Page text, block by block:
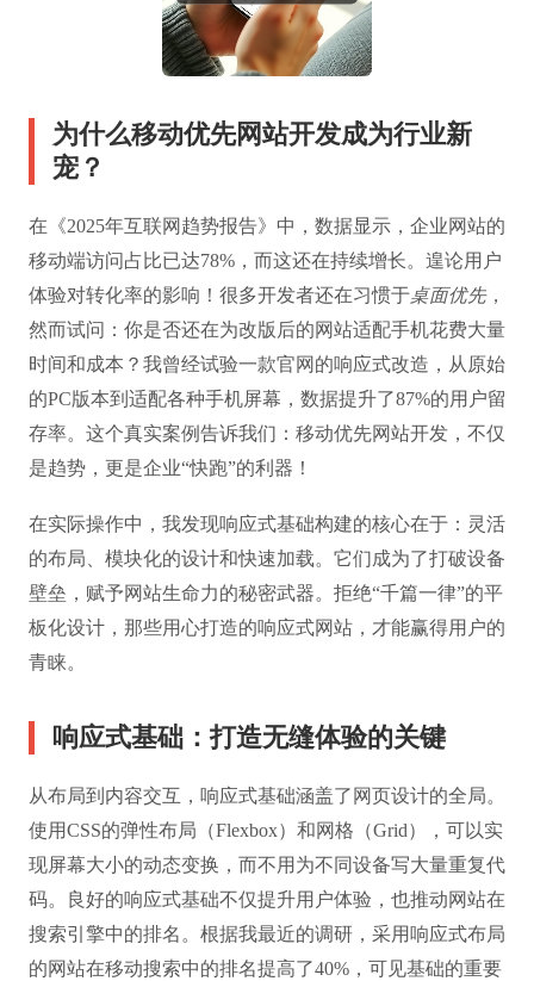
为什么移动优先网站开发成为行业新
宠？
在《2025年互联网趋势报告》中，数据显示，企业网站的
移动端访问占比已达78%，而这还在持续增长。遑论用户
体验对转化率的影响！很多开发者还在习惯于桌面优先，
然而试问：你是否还在为改版后的网站适配手机花费大量
时间和成本？我曾经试验一款官网的响应式改造，从原始
的PC版本到适配各种手机屏幕，数据提升了87%的用户留
存率。这个真实案例告诉我们：移动优先网站开发，不仅
是趋势，更是企业“快跑”的利器！
在实际操作中，我发现响应式基础构建的核心在于：灵活
的布局、模块化的设计和快速加载。它们成为了打破设备
壁垒，赋予网站生命力的秘密武器。拒绝“千篇一律”的平
板化设计，那些用心打造的响应式网站，才能赢得用户的
青睐。
响应式基础：打造无缝体验的关键
从布局到内容交互，响应式基础涵盖了网页设计的全局。
使用CSS的弹性布局（Flexbox）和网格（Grid），可以实
现屏幕大小的动态变换，而不用为不同设备写大量重复代
码。良好的响应式基础不仅提升用户体验，也推动网站在
搜索引擎中的排名。根据我最近的调研，采用响应式布局
的网站在移动搜索中的排名提高了40%，可见基础的重要